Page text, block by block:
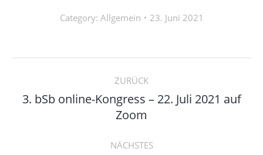
Category: Allgemein 23. Juni 2021
Kommentarnavigation
ZURÜCK
Vorheriger
Beitrag:
3. bSb online-Kongress – 22. Juli 2021 auf
Zoom
NÄCHSTES